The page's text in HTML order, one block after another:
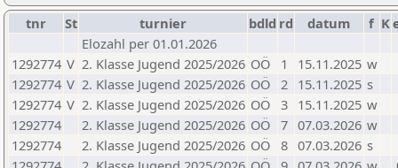
tnr St turnier bdld rd datum f K
Elozahl per 01.01.2026
1292774 V 2. Klasse Jugend 2025/2026 OÖ 1 15.11.2025 w
1292774 V 2. Klasse Jugend 2025/2026 OÖ 2 15.11.2025 s
1292774 V 2. Klasse Jugend 2025/2026 OÖ 3 15.11.2025 w
1292774
2. Klasse Jugend 2025/2026 OÖ 7 07.03.2026 w
1292774
2. Klasse Jugend 2025/2026 OÖ 8 07.03.2026 s